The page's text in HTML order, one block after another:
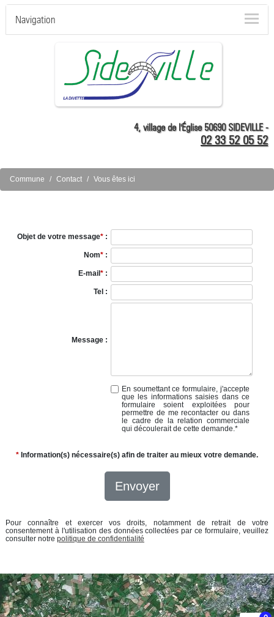
Navigation
4, village de l'Église 50690 SIDEVILLE -
02 33 52 05 52
Commune Contact Vous êtes ici
Objet de votre message* :
Nom* :
E-mail * :
Tel :
Message :
En soumettant ce formulaire, j'accepte
que les informations saisies dans ce
formulaire soient exploitées pour
permettre de me recontacter ou dans
le cadre de la relation commerciale
qui découlerait de cette demande.*
* Information(s) nécessaire(s) afin de traiter au mieux votre demande.
Envoyer
Pour connaître et exercer vos droits, notamment de retrait de votre
consentement à l'utilisation des données collectées par ce formulaire, veuillez
consulter notre politique de confidentialité